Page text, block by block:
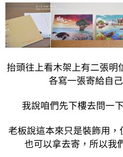
抬頭往上看木架上有二張明
各寫一張寄給自
我說咱們先下樓去問一
老板說這本來只是裝飾用，
也可以拿去寄， 所以我